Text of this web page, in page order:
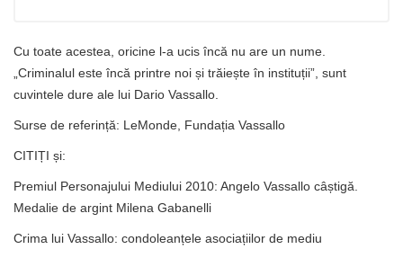
Cu toate acestea, oricine l-a ucis încă nu are un nume.
„Criminalul este încă printre noi și trăiește în instituții”, sunt
cuvintele dure ale lui Dario Vassallo.
Surse de referință: LeMonde, Fundația Vassallo
CITIȚI și:
Premiul Personajului Mediului 2010: Angelo Vassallo câștigă.
Medalie de argint Milena Gabanelli
Crima lui Vassallo: condoleanțele asociațiilor de mediu